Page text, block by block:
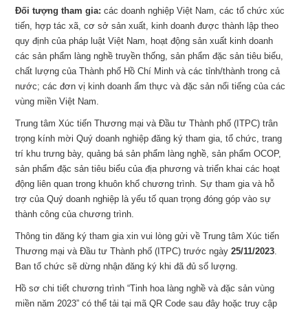
Đối tượng tham gia:các doanh nghiệp Việt Nam, các tổ chức xúc
tiến, hợp tác xã, cơ sở sản xuất, kinh doanh được thành lập theo
quy định của pháp luật Việt Nam, hoạt động sản xuất kinh doanh
các sản phẩm làng nghề truyền thống, sản phẩm đặc sản tiêu biểu,
chất lượng của Thành phố Hồ Chí Minh và các tỉnh/thành trong cả
nước; các đơn vị kinh doanh ẩm thực và đặc sản nổi tiếng của các
vùng miền Việt Nam.
Trung tâm Xúc tiến Thương mại và Đầu tư Thành phố (ITPC) trân
trọng kính mời Quý doanh nghiệp đăng ký tham gia, tổ chức, trang
trí khu trưng bày, quảng bá sản phẩm làng nghề, sản phẩm OCOP,
sản phẩm đặc sản tiêu biểu của địa phương và triển khai các hoạt
động liên quan trong khuôn khổ chương trình. Sự tham gia và hỗ
trợ của Quý doanh nghiệp là yếu tố quan trọng đóng góp vào sự
thành công của chương trình.
Thông tin đăng ký tham gia xin vui lòng gửi về Trung tâm Xúc tiến
Thương mại và Đầu tư Thành phố (ITPC) trước ngày25/11/2023
Ban tổ chức sẽ dừng nhận đăng ký khi đã đủ số lượng.
Hồ sơ chi tiết chương trình “Tinh hoa làng nghề và đặc sản vùng
miền năm 2023” có thể tải tại mã QR Code sau đây hoặc truy cập